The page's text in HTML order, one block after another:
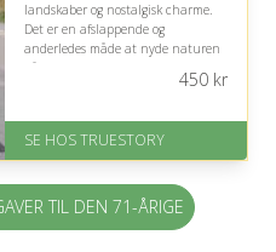
landskaber og nostalgisk charme.
Det er en afslappende og
anderledes måde at nyde naturen
på, hvis personen er tryg ved at
På lager
Levering: 1-2 dages levering.
samme
Fremragende Trustpilot rating
på 4.7 ud af 5
450kr
SE HOS TRUESTORY
TIL DEN 71-ÅRIGE